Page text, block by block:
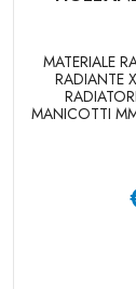
MATERIALE
RADIANTE
MANICOTTI